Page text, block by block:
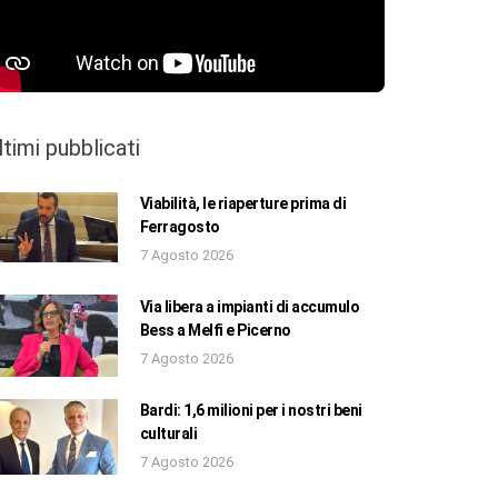
pubblicati
Viabilità, le riaperture prima di
Ferragosto
7 Agosto 2026
Via libera a impianti di accumulo
Bess a Melfi e Picerno
7 Agosto 2026
Bardi: 1,6 milioni per i nostri beni
culturali
7 Agosto 2026